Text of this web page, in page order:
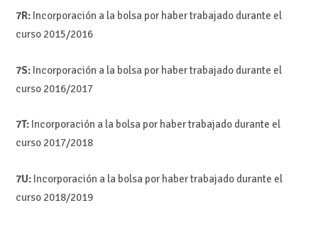
7R:Incorporación a la bolsa por haber trabajado durante el
curso 2015/2016
7S:Incorporación a la bolsa por haber trabajado durante el
curso 2016/2017
7T:Incorporación a la bolsa por haber trabajado durante el
curso 2017/2018
7U:Incorporación a la bolsa por haber trabajado durante el
curso 2018/2019